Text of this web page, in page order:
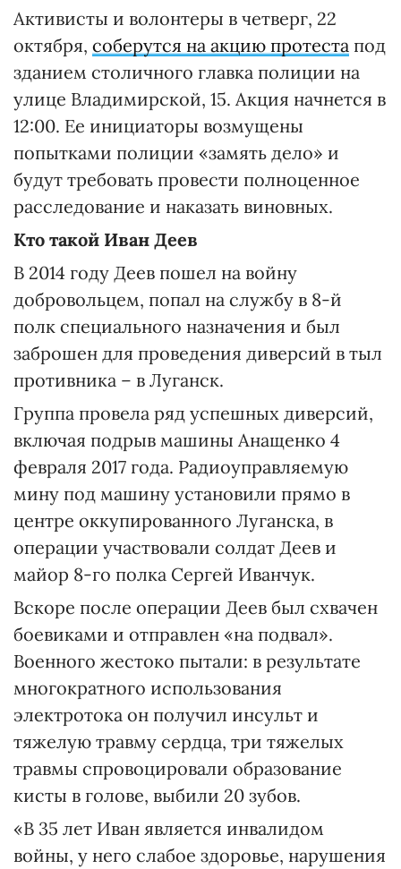
Активисты и волонтеры в четверг, 22
октября, соберутся на акцию протеста под
зданием столичного главка полиции на
улице Владимирской, 15. Акция начнется в
12:00. Ее инициаторы возмущены
попытками полиции «замять дело» и
будут требовать провести полноценное
расследование и наказать виновных.
Кто такой Иван Деев
В 2014 году Деев пошел на войну
добровольцем, попал на службу в 8-й
полк специального назначения и был
заброшен для проведения диверсий в тыл
противника – в Луганск.
Группа провела ряд успешных диверсий,
включая подрыв машины Анащенко 4
февраля 2017 года. Радиоуправляемую
мину под машину установили прямо в
центре оккупированного Луганска, в
операции участвовали солдат Деев и
майор 8-го полка Сергей Иванчук.
Вскоре после операции Деев был схвачен
боевиками и отправлен «на подвал».
Военного жестоко пытали: в результате
многократного использования
электротока он получил инсульт и
тяжелую травму сердца, три тяжелых
травмы спровоцировали образование
кисты в голове, выбили 20 зубов.
«В 35 лет Иван является инвалидом
войны, у него слабое здоровье, нарушения